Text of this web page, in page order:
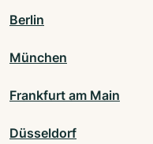
Berlin
München
Frankfurt am Main
Düsseldorf